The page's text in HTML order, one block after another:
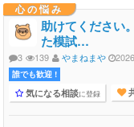
心の悩み
助けてください
た模試…
3 139 やまねまや
誰でも歓迎 !
気になる相談に登録